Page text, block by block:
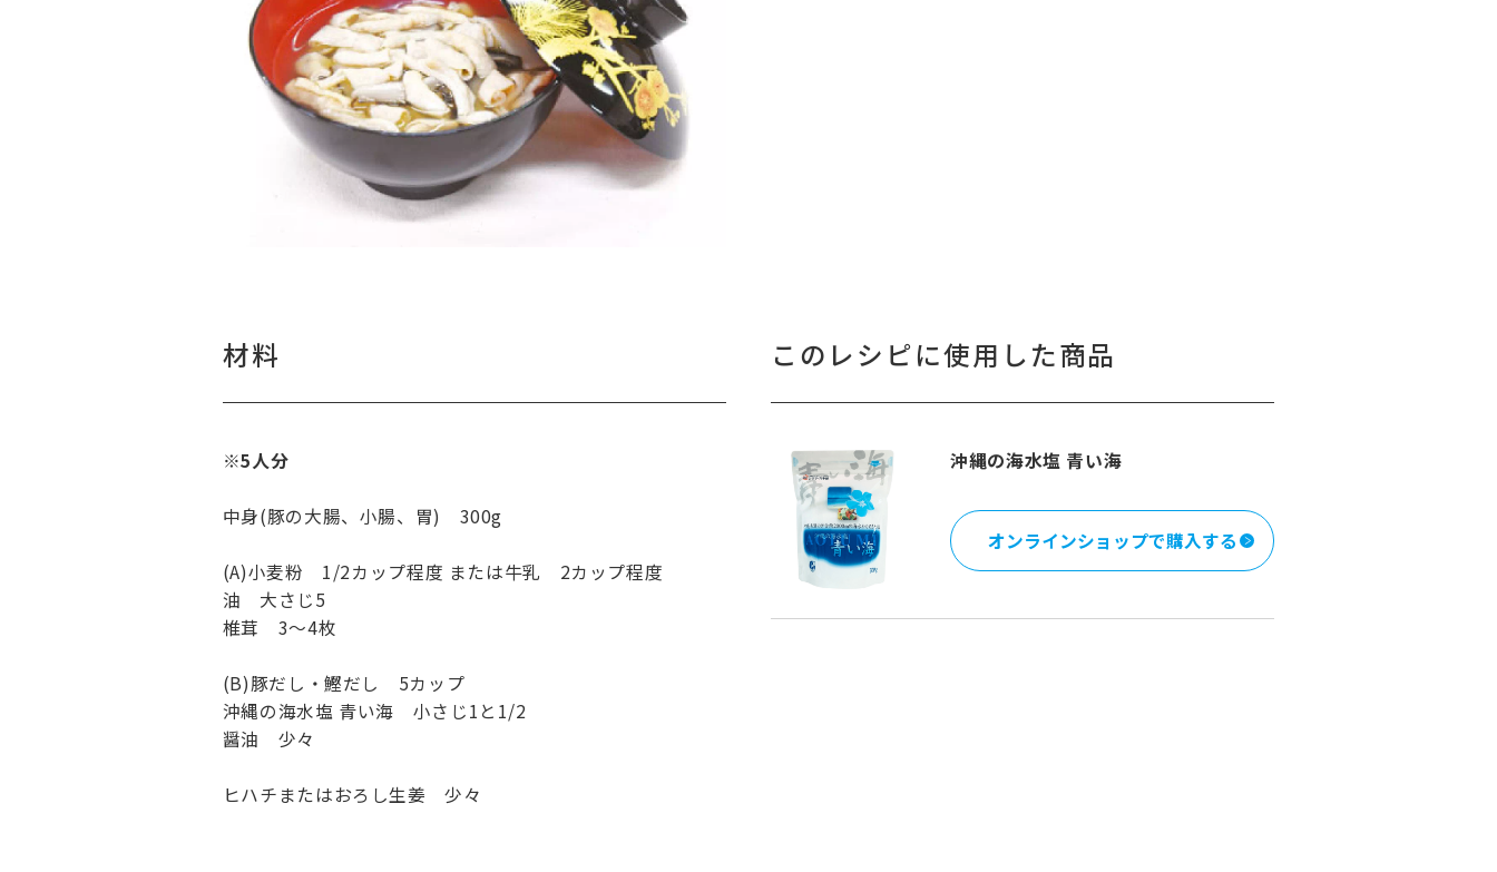
材料
※5人分
中身(豚の大腸、小腸、胃) 300g
(A)小麦粉 1/2カップ程度 または牛乳 2カップ程度
油 大さじ5
椎茸 3〜4枚
(B)豚だし・鰹だし 5カップ
沖縄の海水塩 青い海 小さじ1と1/2
醤油 少々
ヒハチまたはおろし生姜 少々
このレシピに使用した商品
沖縄の海水塩 青い海
オンラインショップで購入する